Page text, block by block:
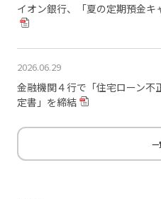
イオン銀行、「夏の定期預金キ
2026.06.29
金融機関４行で「住宅ローン不
定書」を締結
一